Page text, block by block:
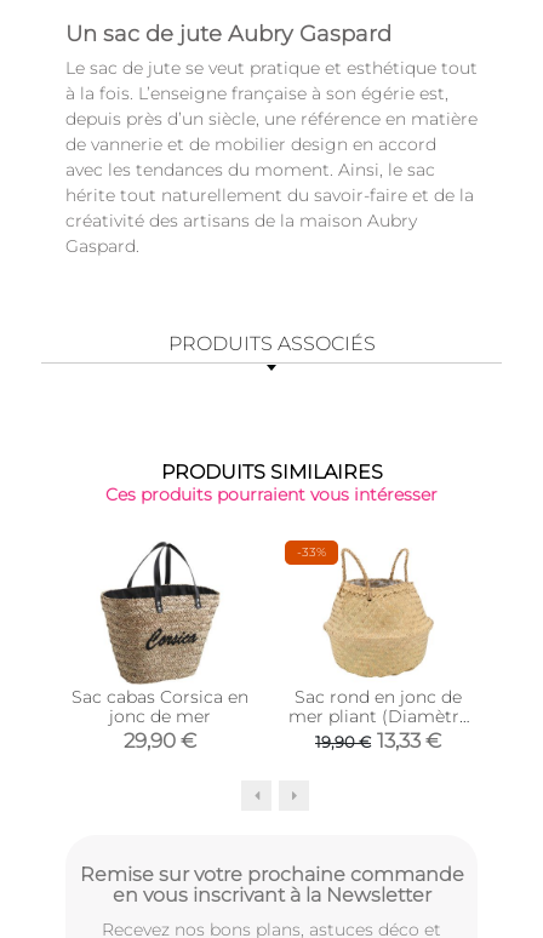
Un sac de jute Aubry Gaspard
Le sac de jute se veut pratique et esthétique tout
à la fois. L’enseigne française à son égérie est,
depuis près d’un siècle, une référence en matière
de vannerie et de mobilier design en accord
avec les tendances du moment. Ainsi, le sac
hérite tout naturellement du savoir-faire et de la
créativité des artisans de la maison Aubry
Gaspard.
PRODUITS ASSOCIÉS
PRODUITS SIMILAIRES
Ces produits pourraient vous intéresser
Sac cabas Corsica en
jonc de mer
29,90 €
-33%
Sac rond en jonc de
mer pliant (Diamètre
35 cm)
19,90 € 13,33 €
Remise sur votre prochaine commande
en vous inscrivant à la Newsletter
Recevez nos bons plans, astuces déco et